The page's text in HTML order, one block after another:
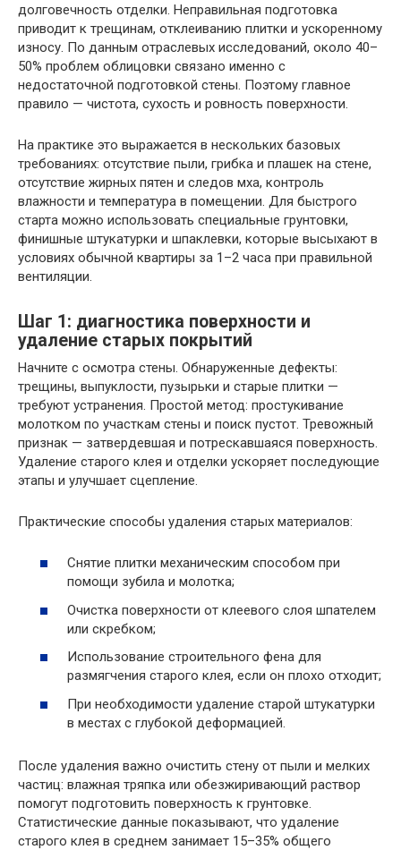
долговечность отделки. Неправильная подготовка
приводит к трещинам, отклеиванию плитки и ускоренному
износу. По данным отраслевых исследований, около 40–
50% проблем облицовки связано именно с
недостаточной подготовкой стены. Поэтому главное
правило — чистота, сухость и ровность поверхности.
На практике это выражается в нескольких базовых
требованиях: отсутствие пыли, грибка и плашек на стене,
отсутствие жирных пятен и следов мха, контроль
влажности и температура в помещении. Для быстрого
старта можно использовать специальные грунтовки,
финишные штукатурки и шпаклевки, которые высыхают в
условиях обычной квартиры за 1–2 часа при правильной
вентиляции.
Шаг 1: диагностика поверхности и
удаление старых покрытий
Начните с осмотра стены. Обнаруженные дефекты:
трещины, выпуклости, пузырьки и старые плитки —
требуют устранения. Простой метод: простукивание
молотком по участкам стены и поиск пустот. Тревожный
признак — затвердевшая и потрескавшаяся поверхность.
Удаление старого клея и отделки ускоряет последующие
этапы и улучшает сцепление.
Практические способы удаления старых материалов:
Снятие плитки механическим способом при
помощи зубила и молотка;
Очистка поверхности от клеевого слоя шпателем
или скребком;
Использование строительного фена для
размягчения старого клея, если он плохо отходит;
При необходимости удаление старой штукатурки
в местах с глубокой деформацией.
После удаления важно очистить стену от пыли и мелких
частиц: влажная тряпка или обезжиривающий раствор
помогут подготовить поверхность к грунтовке.
Статистические данные показывают, что удаление
старого клея в среднем занимает 15–35% общего